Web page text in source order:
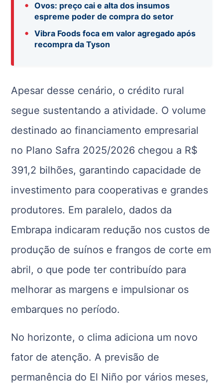
•
Ovos: preço cai e alta dos insumos
espreme poder de compra do setor
•
Vibra Foods foca em valor agregado após
recompra da Tyson
Apesar desse cenário, o crédito rural
segue sustentando a atividade. O volume
destinado ao financiamento empresarial
no Plano Safra 2025/2026 chegou a R$
391,2 bilhões, garantindo capacidade de
investimento para cooperativas e grandes
produtores. Em paralelo, dados da
Embrapa indicaram redução nos custos de
produção de suínos e frangos de corte em
abril, o que pode ter contribuído para
melhorar as margens e impulsionar os
embarques no período.
No horizonte, o clima adiciona um novo
fator de atenção. A previsão de
permanência do El Niño por vários meses,